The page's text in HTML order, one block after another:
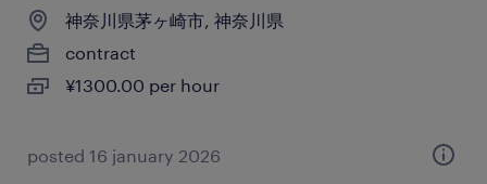
神奈川県茅ヶ崎市, 神奈川県
contract
¥1300.00 per hour
posted 16 january 2026